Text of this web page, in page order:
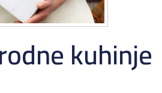
kuhinje